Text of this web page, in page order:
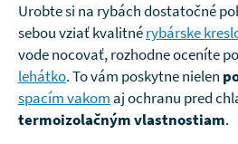
Urobte si na rybách dostatočné
sebou vziať kvalitnérybárske
vode nocovať, rozhodne oceníte
lehátko. To vám poskytne nielen
spacím vakom aj ochranu pred
termoizolačným vlastnostiam.